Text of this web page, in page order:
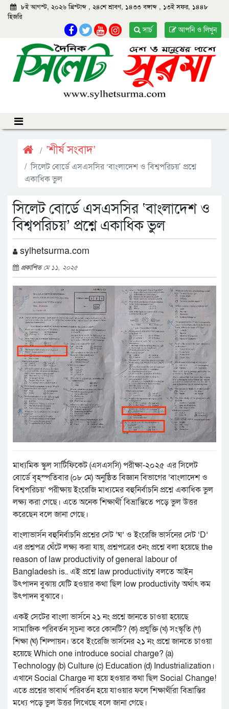
৮ই আগস্ট, ২০২৬ খ্রিস্টাব্দ , ২৪শে শ্রাবণ, ১৪৩৩ বঙ্গাব্দ , ১৩ই সফর, ১৪৪৮
হিজরি
আপনি ও লিখুন
সার্চ
‘শীর্ষ সংবাদ’
সিলেট বোর্ডে এসএসসির ‘বাংলাদেশ ও বিশ্বপরিচয়’ প্রশ্নে
একাধিক ভুল
সিলেট বোর্ডে এসএসসির ‘বাংলাদেশ ও
বিশ্বপরিচয়’ প্রশ্নে একাধিক ভুল
sylhetsurma.com
প্রকাশিতমে ১১, ২০২৫
মাধ্যমিক স্কুল সার্টিফিকেট (এসএসসি) পরীক্ষা-২০২৫ এর সিলেট
বোর্ডে বৃহস্পতিবার (০৮ মে) অনুষ্ঠিত বিজ্ঞান বিভাগের ‘বাংলাদেশ ও
বিশ্বপরিচয়’ পরীক্ষায় ইংরেজি মাধ্যমের বহুনির্বাচনি প্রশ্নে একাধিক ভুল
লক্ষ্য করা গেছে। এতে অনেক শিক্ষার্থী বিভ্রান্তিতে পড়ে ভুল উত্তর
করেছেন বলে জানা গেছে।
বাংলাভার্সন বহুনির্বাচনি প্রশ্নের সেট ‘ঘ’ ও ইংরেজি ভার্সনের সেট ‘D’
এর প্রশ্নপত্র ঘেঁটে লক্ষ্য করা যায়, প্রশ্নপত্রের ৩নং প্রশ্নে বলা হয়েছে the
reason of law productivity of general labour of
Bangladesh is.. এই প্রশ্নে law productivity বলতে আইন
উৎপাদন বুঝায় যেটি হওয়ার কথা ছিল low productivity অর্থাৎ কম
উৎপাদন বুঝাবে।
একই সেটের বাংলা ভার্সনে ২১ নং প্রশ্নে জানতে চাওয়া হয়েছে
সামাজিক পরিবর্তন সূচনা করে কোনটি? (ক) প্রযুক্তি (খ) সংস্কৃতি (গ)
শিক্ষা (ঘ) শিল্পায়ন। তবে ইংরেজি ভার্সনের ২১ নং প্রশ্নে জানতে চাওয়া
হয়েছে Which one introduce social charge? (a)
Technology (b) Culture (c) Education (d) Industrialization।
এখানে Social Charge না হয়ে হওয়ার কথা ছিল Social Change!
এতে প্রশ্নের ভাবার্থ পরিবর্তন হয়ে যাওয়ার ফলে শিক্ষার্থীরা বিভ্রান্তির
মধ্যে পড়ে ভুল উত্তর লিখেছে বলে জানা গেছে।